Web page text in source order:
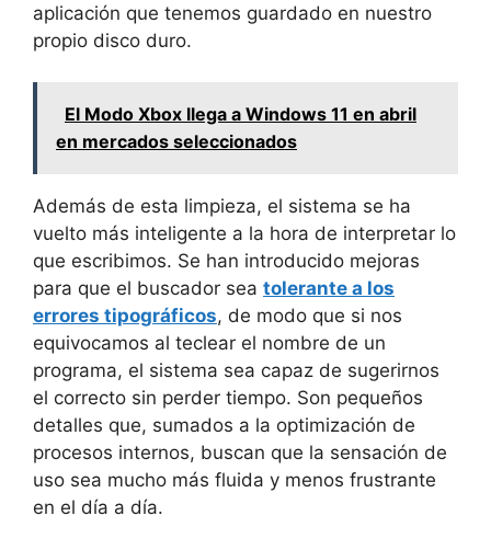
aplicación que tenemos guardado en nuestro
propio disco duro.
El Modo Xbox llega a Windows 11 en abril
en mercados seleccionados
Además de esta limpieza, el sistema se ha
vuelto más inteligente a la hora de interpretar lo
que escribimos. Se han introducido mejoras
para que el buscador sea tolerante a los
errores tipográficos, de modo que si nos
equivocamos al teclear el nombre de un
programa, el sistema sea capaz de sugerirnos
el correcto sin perder tiempo. Son pequeños
detalles que, sumados a la optimización de
procesos internos, buscan que la sensación de
uso sea mucho más fluida y menos frustrante
en el día a día.